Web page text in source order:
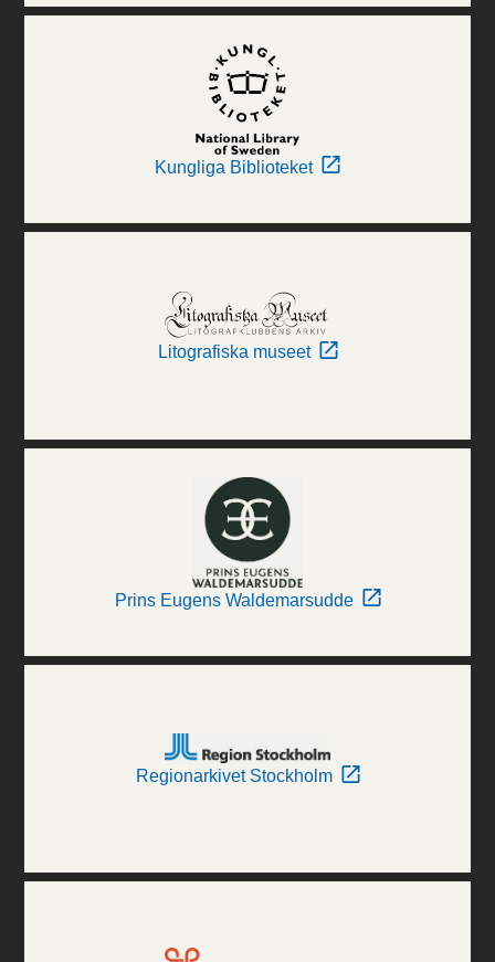
Kungliga Biblioteket
Litografiska museet
Prins Eugens Waldemarsudde
Regionarkivet Stockholm